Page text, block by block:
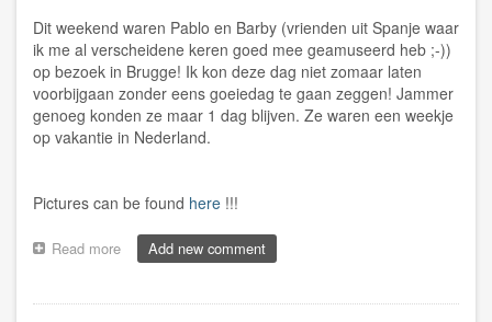
Dit weekend waren Pablo en Barby (vrienden uit Spanje waar
ik me al verscheidene keren goed mee geamuseerd heb ;-))
op bezoek in Brugge! Ik kon deze dag niet zomaar laten
voorbijgaan zonder eens goeiedag te gaan zeggen! Jammer
genoeg konden ze maar 1 dag blijven. Ze waren een weekje
op vakantie in Nederland.
Pictures can be found here !!!
Read more about
[Album]
Pablo
Add new comment